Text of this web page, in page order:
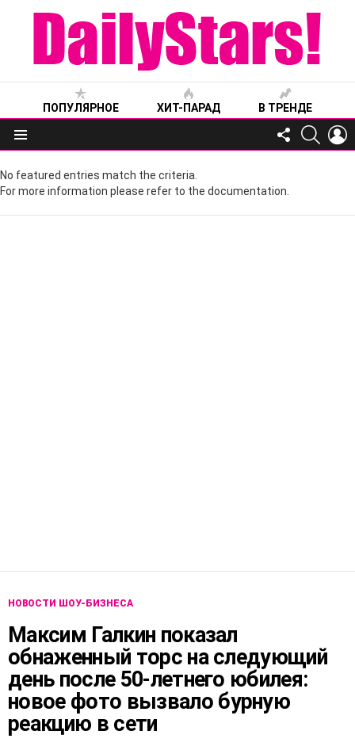
ПОПУЛЯРНОЕ ХИТ-ПАРАД В ТРЕНДЕ
Меню
FOLLOW
US
No featured entries match the criteria.
For more information please refer to the documentation.
НОВОСТИ ШОУ-БИЗНЕСА
Максим Галкин показал
обнаженный торс на следующий
день после 50-летнего юбилея:
новое фото вызвало бурную
реакцию в сети